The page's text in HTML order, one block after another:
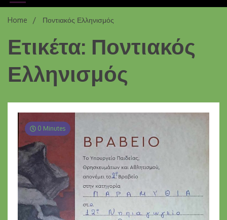
Home Ποντιακός Ελληνισμός
Ετικέτα: Ποντιακός
Ελληνισμός
0 Minutes